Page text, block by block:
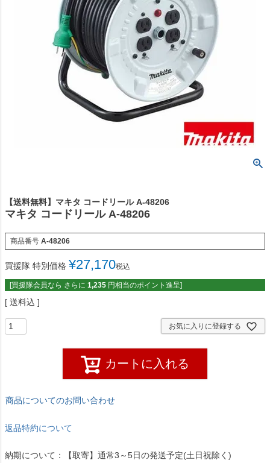
【送料無料】マキタ コードリール A-48206
マキタ コードリール A-48206
商品番号 A-48206
買援隊 特別価格 ¥27,170税込
[買援隊会員なら さらに 1,235 円相当のポイント進呈]
送料込
お気に入りに登録する
カートに入れる
商品についてのお問い合わせ
返品特約について
納期について：【取寄】通常3～5日の発送予定(土日祝除く)